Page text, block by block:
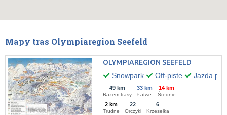
Mapy tras Olympiaregion Seefeld
OLYMPIAREGION SEEFELD
Snowpark
Off-piste Jazda po
49 km
Razem trasy
33 km
Łatwe
14 km
Średnie
2 km
Trudne
22
Orczyki
6
Krzesełka